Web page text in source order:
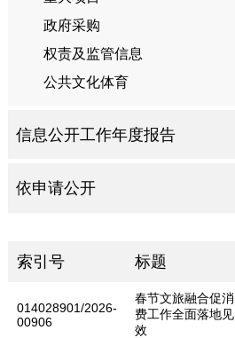
政府采购
权责及监管信息
公共文化体育
信息公开工作年度报告
依申请公开
索引号 标题
014028901/2026-
00906
春节文旅融合促消
费工作全面落地见
效